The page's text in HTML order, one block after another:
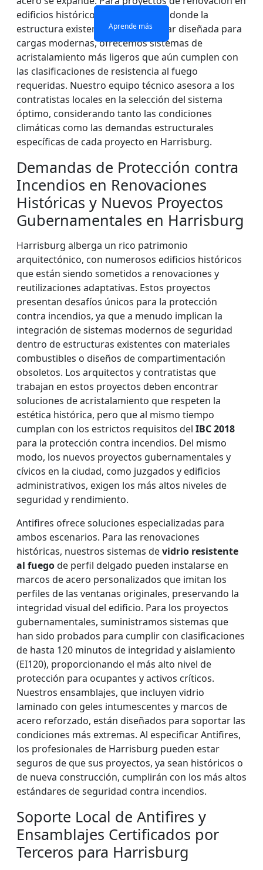
Aprende más
Aprende más
edificios históricos de Harrisburg, donde la
estructura existente puede no estar diseñada para
cargas modernas, ofrecemos sistemas de
acristalamiento más ligeros que aún cumplen con
las clasificaciones de resistencia al fuego
requeridas. Nuestro equipo técnico asesora a los
contratistas locales en la selección del sistema
óptimo, considerando tanto las condiciones
climáticas como las demandas estructurales
específicas de cada proyecto en Harrisburg.
Demandas de Protección contra
Incendios en Renovaciones
Históricas y Nuevos Proyectos
Gubernamentales en Harrisburg
Harrisburg alberga un rico patrimonio
arquitectónico, con numerosos edificios históricos
que están siendo sometidos a renovaciones y
reutilizaciones adaptativas. Estos proyectos
presentan desafíos únicos para la protección
contra incendios, ya que a menudo implican la
integración de sistemas modernos de seguridad
dentro de estructuras existentes con materiales
combustibles o diseños de compartimentación
obsoletos. Los arquitectos y contratistas que
trabajan en estos proyectos deben encontrar
soluciones de acristalamiento que respeten la
estética histórica, pero que al mismo tiempo
cumplan con los estrictos requisitos del IBC 2018
para la protección contra incendios. Del mismo
modo, los nuevos proyectos gubernamentales y
cívicos en la ciudad, como juzgados y edificios
administrativos, exigen los más altos niveles de
seguridad y rendimiento.
Antifires ofrece soluciones especializadas para
ambos escenarios. Para las renovaciones
históricas, nuestros sistemas devidrio resistente
al fuegode perfil delgado pueden instalarse en
marcos de acero personalizados que imitan los
perfiles de las ventanas originales, preservando la
integridad visual del edificio. Para los proyectos
gubernamentales, suministramos sistemas que
han sido probados para cumplir con clasificaciones
de hasta 120 minutos de integridad y aislamiento
(EI120), proporcionando el más alto nivel de
protección para ocupantes y activos críticos.
Nuestros ensamblajes, que incluyen vidrio
laminado con geles intumescentes y marcos de
acero reforzado, están diseñados para soportar las
condiciones más extremas. Al especificar Antifires,
los profesionales de Harrisburg pueden estar
seguros de que sus proyectos, ya sean históricos o
de nueva construcción, cumplirán con los más altos
estándares de seguridad contra incendios.
Soporte Local de Antifires y
Ensamblajes Certificados por
Terceros para Harrisburg